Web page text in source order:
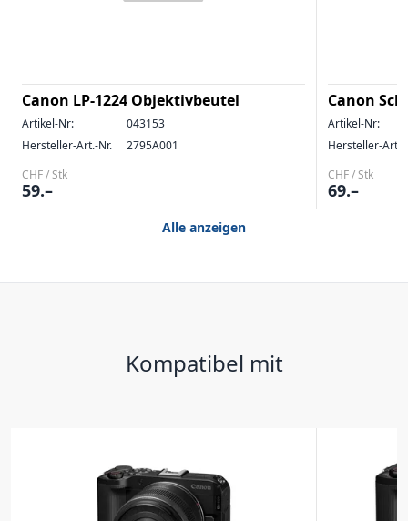
Canon LP-1224 Objektivbeutel
Artikel-Nr:
043153
Hersteller-Art.-Nr.
2795A001
CHF / Stk
59.–
Canon
Artikel-Nr:
Hersteller-Art.-
CHF / Stk
69.–
Alle anzeigen
Kompatibel mit